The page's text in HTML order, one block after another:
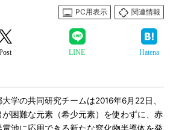
PC用表示
関連情報
LINE Hatena
学の共同研究チームは2016年6月22日、
困難な元素（希少元素）を使わずに、赤
池に応用できる新たな窒化物半導体を発